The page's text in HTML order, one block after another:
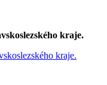
kraje.